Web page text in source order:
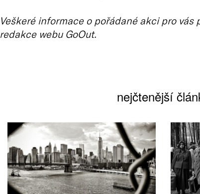
Veškeré informace o pořádané akci pro vás
redakce webu GoOut.
nejčtenější